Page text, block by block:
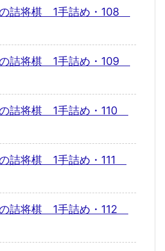
詰将棋 1手詰め・108
詰将棋 1手詰め・109
詰将棋 1手詰め・110
詰将棋 1手詰め・111
詰将棋 1手詰め・112